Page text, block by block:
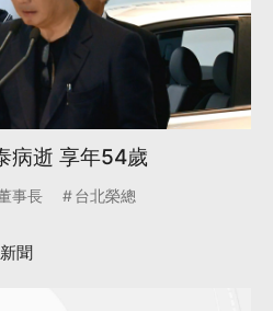
病逝 享年54歲
事長 台北榮總
聞